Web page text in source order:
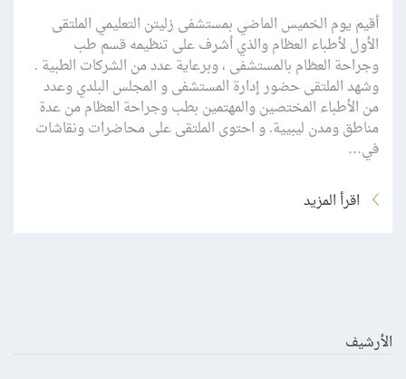
أقيم يوم الخميس الماضي بمستشفى زليتن التعليمي الملتقى
الأول لأطباء العظام والذي أشرف على تنظيمه قسم طب
وجراحة العظام بالمستشفى ، وبرعاية عدد من الشركات الطبية .
وشهد الملتقى حضور إدارة المستشفى و المجلس البلدي وعدد
من الأطباء المختصين والمهتمين بطب وجراحة العظام من عدة
مناطق ومدن ليبيية. و احتوى الملتقى على محاضرات ونقاشات
في…
اقرأ المزيد
الأرشيف